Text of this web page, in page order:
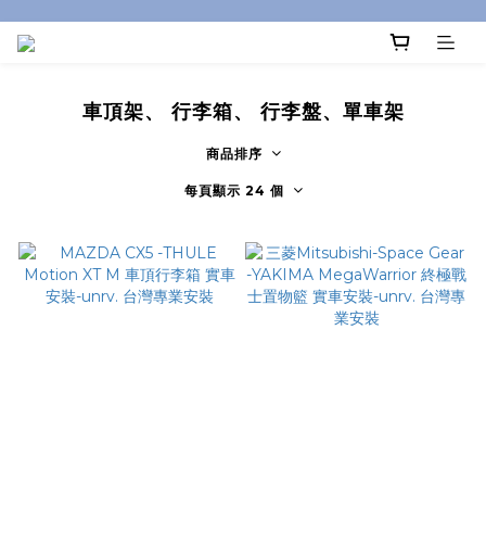
車頂架、 行李箱、 行李盤、單車架
商品排序
每頁顯示 24 個